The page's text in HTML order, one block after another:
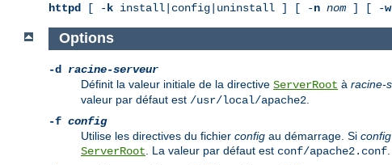
httpd [ - k install|config|uninstall ] [ -n nom ] [ -w
Options
-d racine-serveur
Définit la valeur initiale de la directive ServerRoot à racine-
valeur par défaut est /usr/local/apache2
-f config
Utilise les directives du fichier config au démarrage. Si config
ServerRoot . La valeur par défaut est conf/apache2.conf